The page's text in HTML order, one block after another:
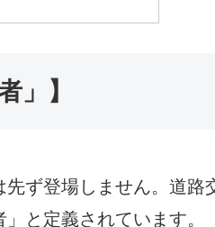
」】
ず登場しません。道路
と定義されています。